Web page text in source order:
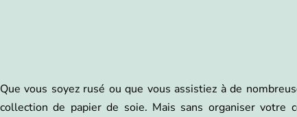
Que vous soyez rusé ou que vous assistiez à de
collection de papier de soie. Mais sans organiser votre